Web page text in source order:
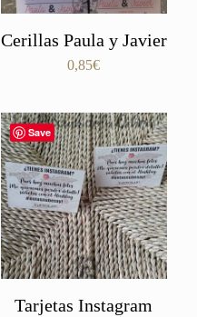
Cerillas Paula y Javier
0,85€
Save
Tarjetas Instagram